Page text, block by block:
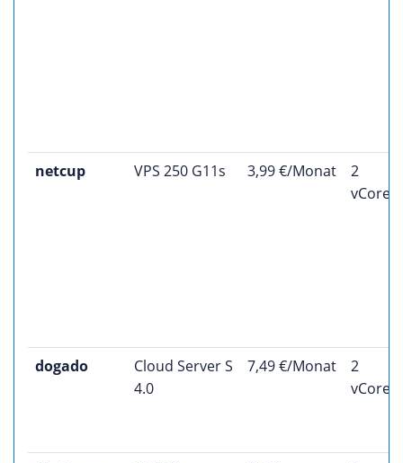
netcup VPS 250 G11s 3,99 €/Monat
2
vCores
dogado
Cloud Server S
4.0
7,49 €/Monat
2
vCores